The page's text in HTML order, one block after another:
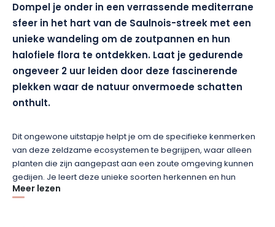
Dompel je onder in een verrassende mediterrane
sfeer in het hart van de Saulnois-streek met een
unieke wandeling om de zoutpannen en hun
halofiele flora te ontdekken. Laat je gedurende
ongeveer 2 uur leiden door deze fascinerende
plekken waar de natuur onvermoede schatten
onthult.
Dit ongewone uitstapje helpt je om de specifieke kenmerken
van deze zeldzame ecosystemen te begrijpen, waar alleen
planten die zijn aangepast aan een zoute omgeving kunnen
gedijen. Je leert deze unieke soorten herkennen en hun
vermogen om in extreme omstandigheden te gedijen
Meer lezen